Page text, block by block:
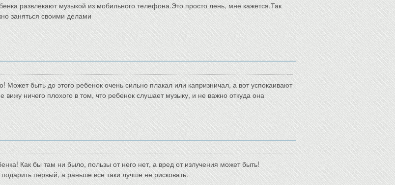
развлекают музыкой из мобильного телефона.Это просто лень, мне кажется.Так
заняться своими делами
Может быть до этого ребенок очень сильно плакал или капризничал, а вот успокаивают
вижу ничего плохого в том, что ребенок слушает музыку, и не важно откуда она
Как бы там ни было, пользы от него нет, а вред от излучения может быть!
первый, а раньше все таки лучше не рисковать.